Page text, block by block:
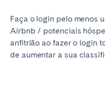
Faça o login pelo menos
Airbnb / potenciais
anfitrião ao fazer o login
de aumentar a sua